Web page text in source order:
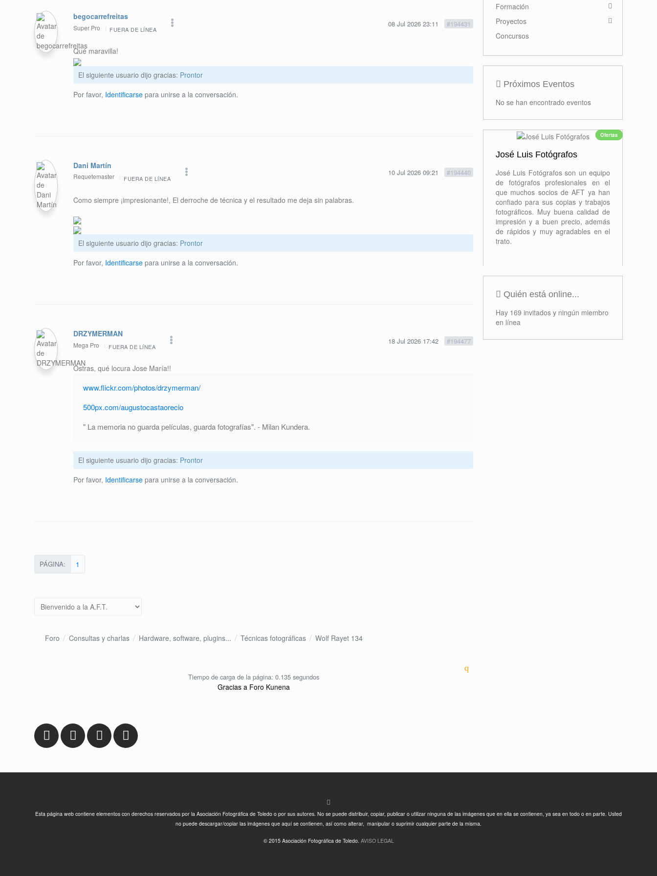
08 Jul 2026 23:11 #194431
begocarrefreitas
Super Pro FUERA DE LÍNEA
Qué maravilla!
El siguiente usuario dijo gracias: Prontor
Por favor, Identificarse para unirse a la conversación.
10 Jul 2026 09:21 #194440
Dani Martín
Requetemaster FUERA DE LÍNEA
Como siempre ¡impresionante!, El derroche de técnica y el resultado me deja sin palabras.
El siguiente usuario dijo gracias: Prontor
Por favor, Identificarse para unirse a la conversación.
18 Jul 2026 17:42 #194477
DRZYMERMAN
Mega Pro FUERA DE LÍNEA
Ostras, qué locura Jose María!!
www.flickr.com/photos/drzymerman/
500px.com/augustocastaorecio
" La memoria no guarda películas, guarda fotografías". - Milan Kundera.
El siguiente usuario dijo gracias: Prontor
Por favor, Identificarse para unirse a la conversación.
PÁGINA: 1
Foro Consultas y charlas Hardware, software, plugins... Técnicas fotográficas Wolf Rayet 134
Tiempo de carga de la página: 0.135 segundos
Gracias a Foro Kunena
Formación
Proyectos
Concursos
Próximos Eventos
No se han encontrado eventos
Ofertas
José Luis Fotógrafos
José Luis Fotógrafos son un equipo
de fotógrafos profesionales en el
que muchos socios de AFT ya han
confiado para sus copias y trabajos
fotográficos. Muy buena calidad de
impresión y a buen precio, además
de rápidos y muy agradables en el
trato.
Quién está online...
Hay 169 invitados y ningún miembro
en línea
Esta página web contiene elementos con derechos reservados por la Asociación Fotográfica de Toledo o por sus autores. No se puede distribuir, copiar, publicar o utilizar ninguna de las imágenes que en ella se contienen, ya sea en todo o en parte. Usted
no puede descargar/copiar las imágenes que aquí se contienen, así como alterar, manipular o suprimir cualquier parte de la misma.
© 2015 Asociación Fotográfica de Toledo. AVISO LEGAL